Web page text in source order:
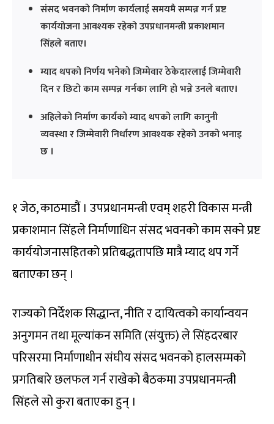
संसद भवनको निर्माण कार्यलाई समयमै सम्पन्न गर्न प्रष्ट
कार्ययोजना आवश्यक रहेको उपप्रधानमन्त्री प्रकाशमान
सिंहले बताए।
म्याद थपको निर्णय भनेको जिम्मेवार ठेकेदारलाई जिम्मेवारी
दिन र छिटो काम सम्पन्न गर्नका लागि हो भन्ने उनले बताए।
अहिलेको निर्माण कार्यको म्याद थपको लागि कानुनी
व्यवस्था र जिम्मेवारी निर्धारण आवश्यक रहेको उनको भनाइ
छ ।
१ जेठ, काठमाडौं । उपप्रधानमन्त्री एवम् शहरी विकास मन्त्री
प्रकाशमान सिंहले निर्माणाधिन संसद भवनको काम सक्ने प्रष्ट
कार्ययोजनासहितको प्रतिबद्धतापछि मात्रै म्याद थप गर्ने
बताएका छन् ।
राज्यको निर्देशक सिद्धान्त, नीति र दायित्वको कार्यान्वयन
अनुगमन तथा मूल्यांकन समिति (संयुक्त) ले सिंहदरबार
परिसरमा निर्माणाधीन संघीय संसद भवनको हालसम्मको
प्रगतिबारे छलफल गर्न राखेको बैठकमा उपप्रधानमन्त्री
सिंहले सो कुरा बताएका हुन् ।